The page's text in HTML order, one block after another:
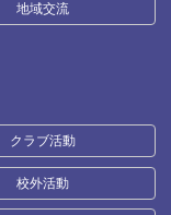
地域交流
クラブ活動
校外活動